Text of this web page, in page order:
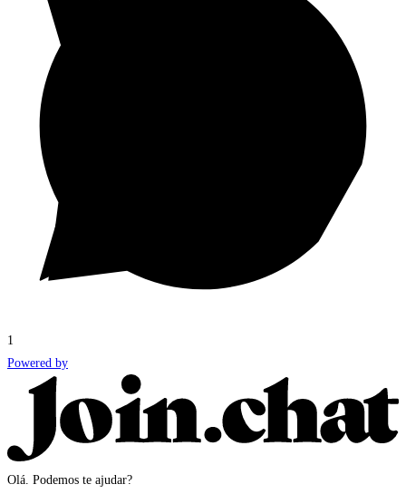
1
Powered by
Olá. Podemos te ajudar?